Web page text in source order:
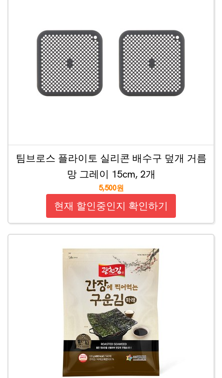
팀브로스 플라이토 실리콘 배수구 덮개 거름
망 그레이 15cm, 2개
5,500원
현재 할인중인지 확인하기